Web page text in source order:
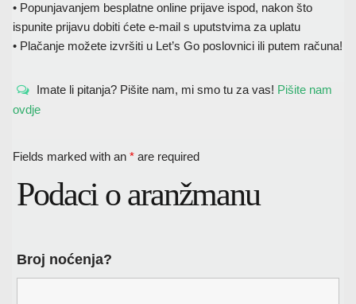
• Popunjavanjem besplatne online prijave ispod, nakon što
ispunite prijavu dobiti ćete e-mail s uputstvima za uplatu
• Plačanje možete izvršiti u Let’s Go poslovnici ili putem računa!
Imate li pitanja? Pišite nam, mi smo tu za vas! Pišite nam
ovdje
Fields marked with an * are required
Podaci o aranžmanu
Broj noćenja?